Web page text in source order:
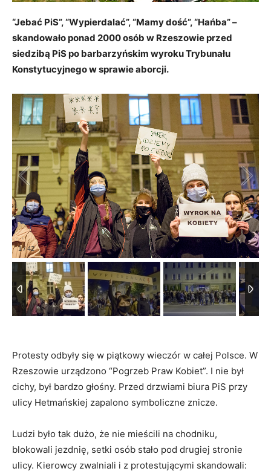
“Jebać PiS”, “Wypierdalać”, “Mamy dość”, “Hańba” –
skandowało ponad 2000 osób w Rzeszowie przed
siedzibą PiS po barbarzyńskim wyroku Trybunału
Konstytucyjnego w sprawie aborcji.
1/42
Protesty odbyły się w piątkowy wieczór w całej Polsce. W
Rzeszowie urządzono “Pogrzeb Praw Kobiet”. I nie był
cichy, był bardzo głośny. Przed drzwiami biura PiS przy
ulicy Hetmańskiej zapalono symboliczne znicze.
Ludzi było tak dużo, że nie mieścili na chodniku,
blokowali jezdnię, setki osób stało pod drugiej stronie
ulicy. Kierowcy zwalniali i z protestującymi skandowali: